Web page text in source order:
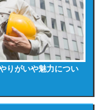
りがいや魅力につい